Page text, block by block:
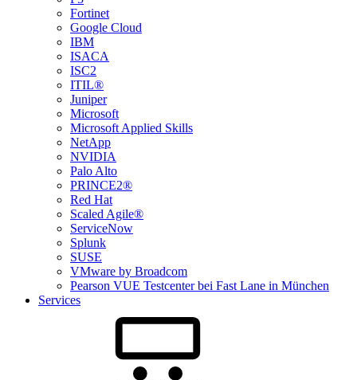
Fortinet
Google Cloud
IBM
ISACA
ISC2
ITIL®
Juniper
Microsoft
Microsoft Applied Skills
NetApp
NVIDIA
Palo Alto
PRINCE2®
Red Hat
Scaled Agile®
ServiceNow
Splunk
SUSE
VMware by Broadcom
Pearson VUE Testcenter bei Fast Lane in München
Services